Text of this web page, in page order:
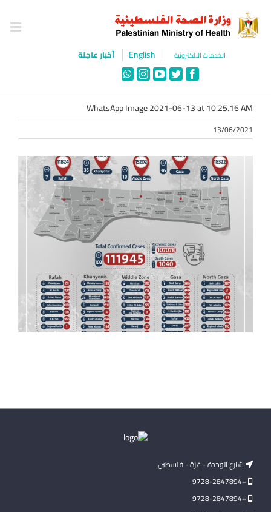
content
الخدمات الالكترونية English أخبار عاجلة
Facebook
Twitter
YouTube
Instagram
WhatsApp
WhatsApp Image 2021-06-13 at 10.25.16 AM
13/06/2021
شارع الوحدة - غزة - فلسطين
+9728-2847894
+9728-2847894